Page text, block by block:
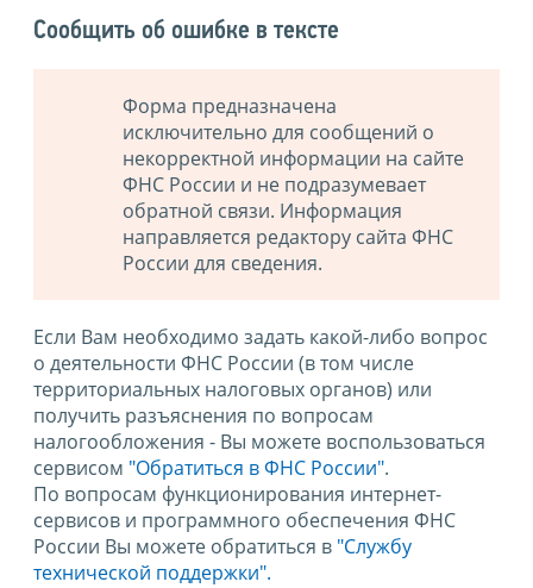
Сообщить об ошибке в тексте
Форма предназначена
исключительно для сообщений о
некорректной информации на сайте
ФНС России и не подразумевает
обратной связи. Информация
направляется редактору сайта ФНС
России для сведения.
Если Вам необходимо задать какой-либо вопрос
о деятельности ФНС России (в том числе
территориальных налоговых органов) или
получить разъяснения по вопросам
налогообложения - Вы можете воспользоваться
сервисом "Обратиться в ФНС России".
По вопросам функционирования интернет-
сервисов и программного обеспечения ФНС
России Вы можете обратиться в "Службу
технической поддержки".